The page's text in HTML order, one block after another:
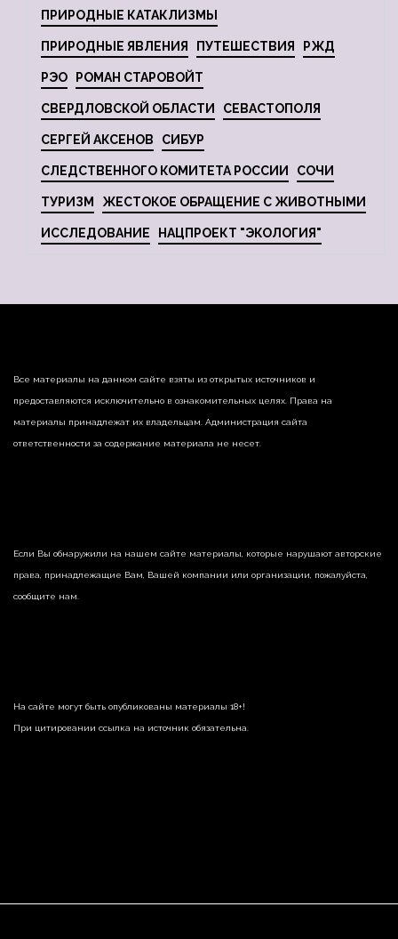
ПРИРОДНЫЕ КАТАКЛИЗМЫ
ПРИРОДНЫЕ ЯВЛЕНИЯ ПУТЕШЕСТВИЯ РЖД
РЭО РОМАН СТАРОВОЙТ
СВЕРДЛОВСКОЙ ОБЛАСТИ СЕВАСТОПОЛЯ
СЕРГЕЙ АКСЕНОВ СИБУР
СЛЕДСТВЕННОГО КОМИТЕТА РОССИИ СОЧИ
ТУРИЗМ ЖЕСТОКОЕ ОБРАЩЕНИЕ С ЖИВОТНЫМИ
ИССЛЕДОВАНИЕ НАЦПРОЕКТ "ЭКОЛОГИЯ"
Все материалы на данном сайте взяты из открытых источников и
предоставляются исключительно в ознакомительных целях. Права на
материалы принадлежат их владельцам. Администрация сайта
ответственности за содержание материала не несет.
Если Вы обнаружили на нашем сайте материалы, которые нарушают авторские
права, принадлежащие Вам, Вашей компании или организации, пожалуйста,
сообщите нам.
На сайте могут быть опубликованы материалы 18+!
При цитировании ссылка на источник обязательна.